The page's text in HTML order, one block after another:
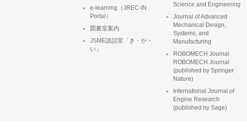
e-learning（JREC-IN
Portal）
図書室案内
JSME談話室「き・か・
い」
Science and Engineering
Journal of Advanced
Mechanical Design,
Systems, and
Manufacturing
ROBOMECH Journal
ROBOMECH Journal
(published by Springer
Nature)
International Journal of
Engine Research
(published by Sage)